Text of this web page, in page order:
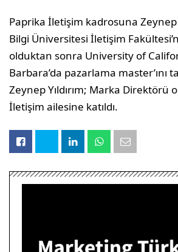
Paprika İletişim kadrosuna Zeynep
Bilgi Üniversitesi İletişim
olduktan sonra University of
Barbara’da pazarlama master’ını
Zeynep Yıldırım; Marka Direktörü
İletişim ailesine katıldı.